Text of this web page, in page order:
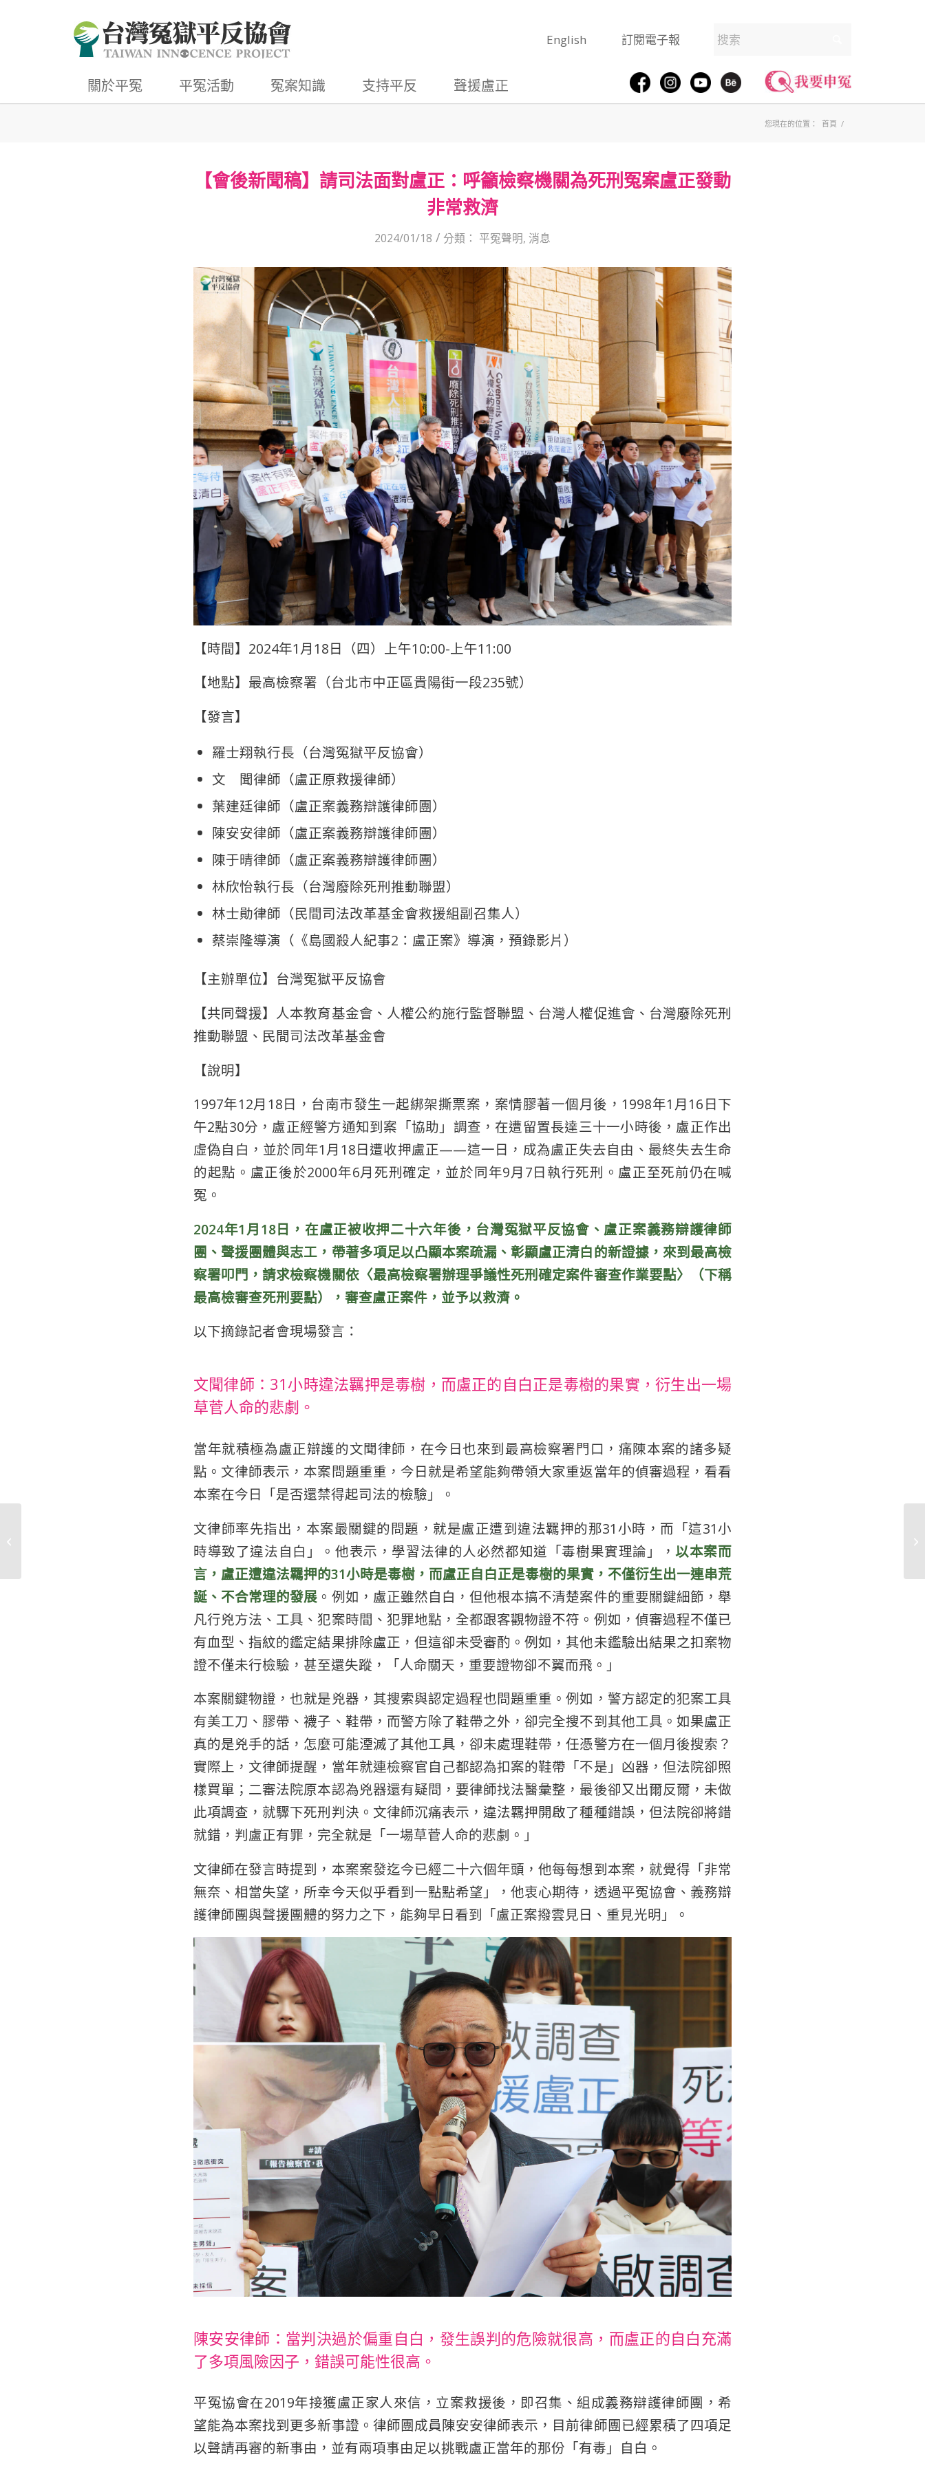
關於平冤 平冤活動 冤案知識 支持平反 聲援盧正
English 訂閱電子報
您現在的位置： 首頁 /
【會後新聞稿】請司法面對盧正：呼籲檢察機關為死刑冤案盧正發動
非常救濟
2024/01/18 / 分類： 平冤聲明, 消息
【時間】2024年1月18日（四）上午10:00-上午11:00
【地點】最高檢察署（台北市中正區貴陽街一段235號）
【發言】
羅士翔執行長（台灣冤獄平反協會）
文 聞律師（盧正原救援律師）
葉建廷律師（盧正案義務辯護律師團）
陳安安律師（盧正案義務辯護律師團）
陳于晴律師（盧正案義務辯護律師團）
林欣怡執行長（台灣廢除死刑推動聯盟）
林士勛律師（民間司法改革基金會救援組副召集人）
蔡崇隆導演（《島國殺人紀事2：盧正案》導演，預錄影片）
【主辦單位】台灣冤獄平反協會
【共同聲援】人本教育基金會、人權公約施行監督聯盟、台灣人權促進會、 台灣廢除死刑
推動聯盟、民間司法改革基金會
【說明】
1997年12月18日，台南市發生一起綁架撕票案，案情膠著一個月後，1998年1月16日下
午2點30分，盧正經警方通知到案「協助」調查，在遭留置長達三十一小時後，盧正作出
虛偽自白，並於同年1月18日遭收押盧正——這一日，成為盧正失去自由、最終失去生命
的起點。盧正後於2000年6月死刑確定，並於同年9月7日執行死刑。盧正至死前仍在喊
冤。
2024年1月18日，在盧正被收押二十六年後，台灣冤獄平反協會、盧正案義務辯護律師
團、聲援團體與志工，帶著多項足以凸顯本案疏漏、彰顯盧正清白的新證據，來到最高檢
察署叩門，請求檢察機關依〈最高檢察署辦理爭議性死刑確定案件審查作業要點〉（下稱
最高檢審查死刑要點），審查盧正案件，並予以救濟。
以下摘錄記者會現場發言：
文聞律師：31小時違法羈押是毒樹，而盧正的自白正是毒樹的果實，衍生出一場
草菅人命的悲劇。
當年就積極為盧正辯護的文聞律師，在今日也來到最高檢察署門口，痛陳本案的諸多疑
點。文律師表示，本案問題重重，今日就是希望能夠帶領大家重返當年的偵審過程，看看
本案在今日「是否還禁得起司法的檢驗」。
文律師率先指出，本案最關鍵的問題，就是盧正遭到違法羈押的那31小時，而「這31小
時導致了違法自白」。他表示，學習法律的人必然都知道「毒樹果實理論」，以本案而
言，盧正遭違法羈押的31小時是毒樹，而盧正自白正是毒樹的果實，不僅衍生出一連串荒
誕、不合常理的發展 。例如，盧正雖然自白，但他根本搞不清楚案件的重要關鍵細節，舉
凡行兇方法、工具、犯案時間、犯罪地點，全都跟客觀物證不符。例如，偵審過程不僅已
有血型、指紋的鑑定結果排除盧正，但這卻未受審酌。例如，其他未鑑驗出結果之扣案物
證不僅未行檢驗，甚至還失蹤，「人命關天，重要證物卻不翼而飛。」
本案關鍵物證，也就是兇器，其搜索與認定過程也問題重重。例如，警方認定的犯案工具
有美工刀、膠帶、襪子、鞋帶，而警方除了鞋帶之外，卻完全搜不到其他工具。如果盧正
真的是兇手的話，怎麼可能湮滅了其他工具，卻未處理鞋帶，任憑警方在一個月後搜索？
實際上，文律師提醒，當年就連檢察官自己都認為扣案的鞋帶「不是」凶器，但法院卻照
樣買單；二審法院原本認為兇器還有疑問，要律師找法醫彙整，最後卻又出爾反爾，未做
此項調查，就驟下死刑判決。文律師沉痛表示，違法羈押開啟了種種錯誤，但法院卻將錯
就錯，判盧正有罪，完全就是「一場草菅人命的悲劇。」
文律師在發言時提到，本案案發迄今已經二十六個年頭，他每每想到本案，就覺得「非常
無奈、相當失望，所幸今天似乎看到一點點希望」，他衷心期待，透過平冤協會、義務辯
護律師團與聲援團體的努力之下，能夠早日看到「盧正案撥雲見日、重見光明」。
陳安安律師：當判決過於偏重自白，發生誤判的危險就很高，而盧正的自白充滿
了多項風險因子，錯誤可能性很高。
平冤協會在2019年接獲盧正家人來信，立案救援後，即召集、組成義務辯護律師團，希
望能為本案找到更多新事證。律師團成員陳安安律師表示，目前律師團已經累積了四項足
以聲請再審的新事由，並有兩項事由足以挑戰盧正當年的那份「有毒」自白。